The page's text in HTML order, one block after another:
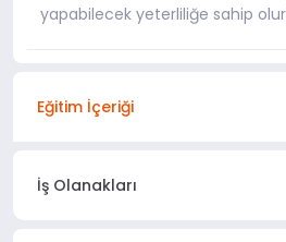
yapabilecek yeterliliğe sahip
Eğitim İçeriği
İş Olanakları